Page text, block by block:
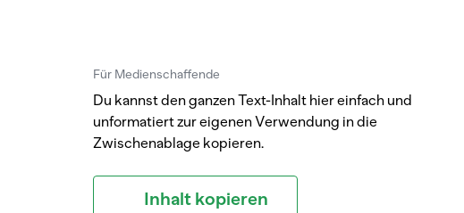
Für Medienschaffende
Du kannst den ganzen Text-Inhalt hier einfach und
unformatiert zur eigenen Verwendung in die
Zwischenablage kopieren.
Inhalt kopieren